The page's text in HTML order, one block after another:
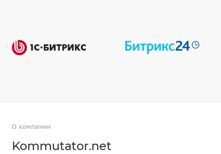
О компании
Kommutator.net